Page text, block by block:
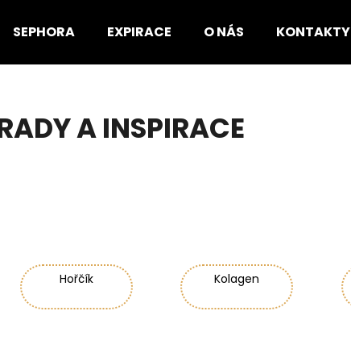
SEPHORA EXPIRACE O NÁS KONTAKTY
A INSPIRACE
Hořčík Kolagen